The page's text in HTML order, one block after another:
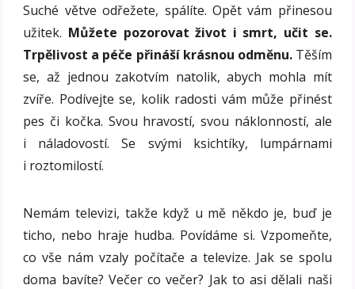
Suché větve odřežete, spálíte. Opět vám přinesou
užitek. Můžete pozorovat život i smrt, učit se.
Trpělivost a péče přináší krásnou odměnu. Těším
se, až jednou zakotvím natolik, abych mohla mít
zvíře. Podívejte se, kolik radosti vám může přinést
pes či kočka. Svou hravostí, svou náklonností, ale
i náladovostí. Se svými ksichtíky, lumpárnami
i roztomilostí.
Nemám televizi, takže když u mě někdo je, buď je
ticho, nebo hraje hudba. Povídáme si. Vzpomeňte,
co vše nám vzaly počítače a televize. Jak se spolu
doma bavíte? Večer co večer? Jak to asi dělali naši